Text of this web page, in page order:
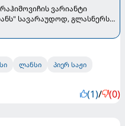
ვარიანტი
სავარაუდოდ, გლასნერს
ლანსი პიერ საჟი
(1)/ (0)